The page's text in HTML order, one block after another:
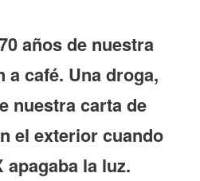
años de nuestra
a café. Una droga,
nuestra carta de
el exterior cuando
apagaba la luz.